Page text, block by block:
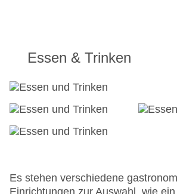
Konferenzraum
Garage
Hoteleröffnung: 1994
Hotelsafe
Letzte umfassende Renovierung:
Anzahl der Aufzüge: 6
Sonnenterrasse: ohne Gebühr
Essen & Trinken
Es stehen verschiedene